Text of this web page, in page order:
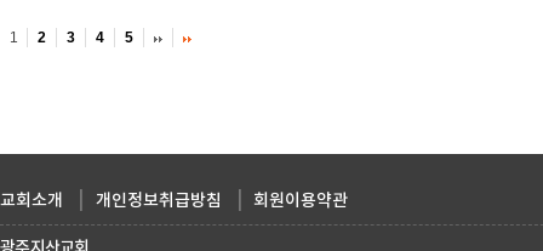
1 2 3 4 5
교회소개 개인정보취급방침 회원이용약관